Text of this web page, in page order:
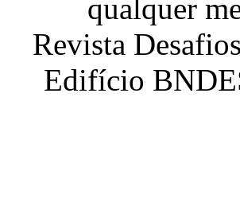
qualquer
Revista
Edifício